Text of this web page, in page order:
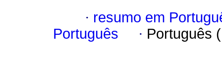
· resumo em
Português
· Português